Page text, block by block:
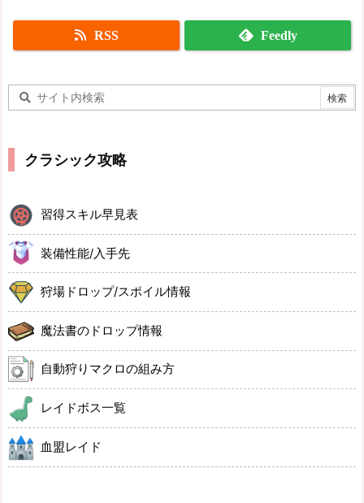
RSS Feedly
クラシック攻略
習得スキル早見表
装備性能/入手先
狩場ドロップ/スポイル情報
魔法書のドロップ情報
自動狩りマクロの組み方
レイドボス一覧
血盟レイド